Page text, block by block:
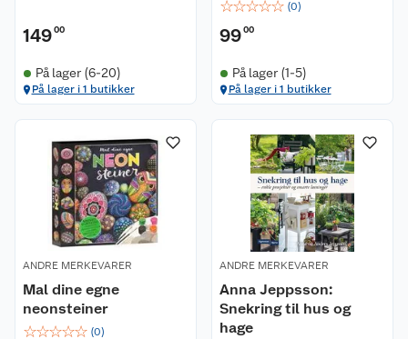
14900
På lager (6-20)
På lager i 1 butikker
☆☆☆☆☆ (0)
9900
På lager (1-5)
På lager i 1 butikker
ANDRE MERKEVARER
Mal dine egne
neonsteiner
☆☆☆☆☆ (0)
ANDRE MERKEVARER
Anna Jeppsson:
Snekring til hus og
hage